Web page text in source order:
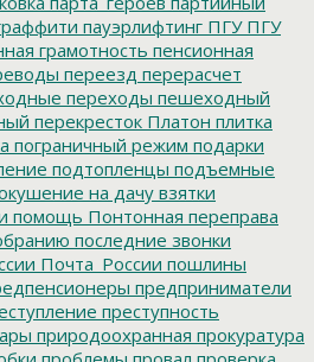
пауэрлифтинг ПГУПГУ
грамотность пенсионная
переезд перерасчет
переходы пешеходный
перекресток Платон плитка
пограничный режим подарки
подтопленцы подъемные
на дачу взятки
помощь Понтонная переправа
последние звонки
Почта_России пошлины
предприниматели
преступность
природоохранная прокуратура